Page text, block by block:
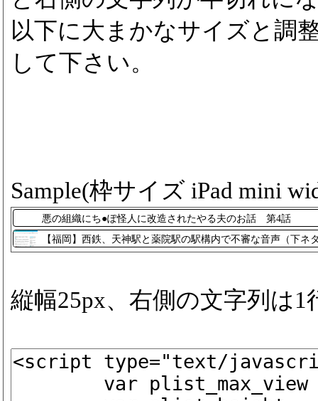
以下に大まかなサイズと調
して下さい。
Sample(枠サイズ iPad mini
悪の組織にち●ぽ怪人に改造されたやる夫のお話 第4話
【福岡】西鉄、天神駅と薬院駅の駅構内で不審な音声（下
縦幅25px、右側の文字列は1